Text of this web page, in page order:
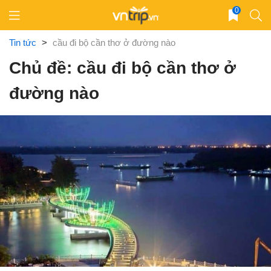
content
0
Tin tức > cầu đi bộ cần thơ ở đường nào
Chủ đề: cầu đi bộ cần thơ ở
đường nào